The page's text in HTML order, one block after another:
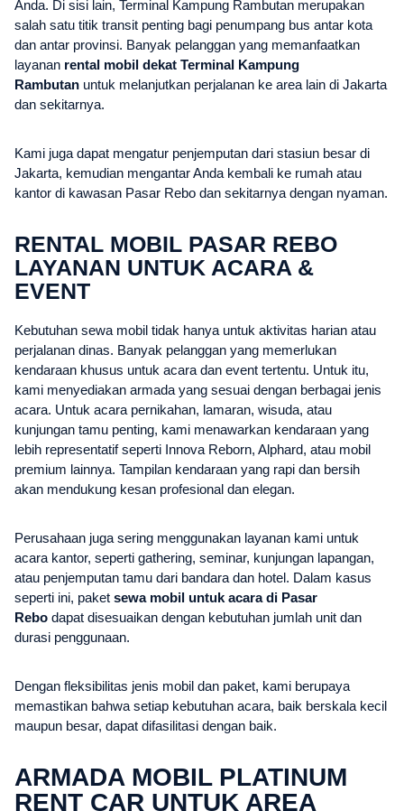
Anda. Di sisi lain, Terminal Kampung Rambutan merupakan
salah satu titik transit penting bagi penumpang bus antar kota
dan antar provinsi. Banyak pelanggan yang memanfaatkan
layanan rental mobil dekat Terminal Kampung
Rambutan untuk melanjutkan perjalanan ke area lain di Jakarta
dan sekitarnya.
Kami juga dapat mengatur penjemputan dari stasiun besar di
Jakarta, kemudian mengantar Anda kembali ke rumah atau
kantor di kawasan Pasar Rebo dan sekitarnya dengan nyaman.
RENTAL MOBIL PASAR REBO
LAYANAN UNTUK ACARA &
EVENT
Kebutuhan sewa mobil tidak hanya untuk aktivitas harian atau
perjalanan dinas. Banyak pelanggan yang memerlukan
kendaraan khusus untuk acara dan event tertentu. Untuk itu,
kami menyediakan armada yang sesuai dengan berbagai jenis
acara. Untuk acara pernikahan, lamaran, wisuda, atau
kunjungan tamu penting, kami menawarkan kendaraan yang
lebih representatif seperti Innova Reborn, Alphard, atau mobil
premium lainnya. Tampilan kendaraan yang rapi dan bersih
akan mendukung kesan profesional dan elegan.
Perusahaan juga sering menggunakan layanan kami untuk
acara kantor, seperti gathering, seminar, kunjungan lapangan,
atau penjemputan tamu dari bandara dan hotel. Dalam kasus
seperti ini, paket sewa mobil untuk acara di Pasar
Rebo dapat disesuaikan dengan kebutuhan jumlah unit dan
durasi penggunaan.
Dengan fleksibilitas jenis mobil dan paket, kami berupaya
memastikan bahwa setiap kebutuhan acara, baik berskala kecil
maupun besar, dapat difasilitasi dengan baik.
ARMADA MOBIL PLATINUM
RENT CAR UNTUK AREA